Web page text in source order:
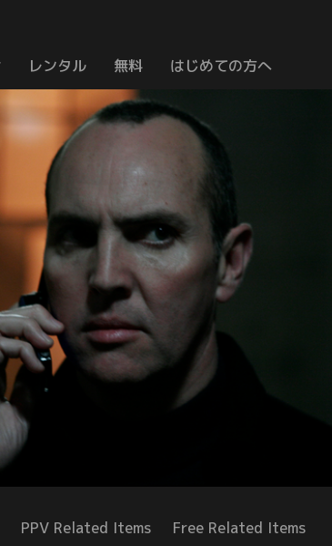
レンタル 無料 はじめての方へ
PPV Related Items Free Related Items